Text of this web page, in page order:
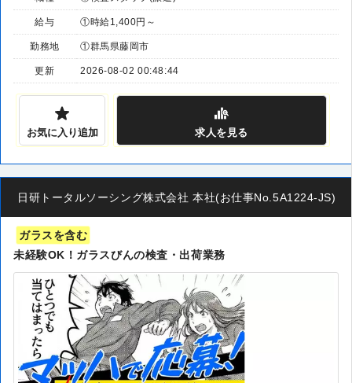
給与 ①時給1,400円～
勤務地 ①群馬県藤岡市
更新 2026-08-02 00:48:44
お気に入り追加 求人 を見る
日研トータルソーシング株式会社 本社(お仕事No.5A1224-JS)
ガラスを含む
未経験OK！ガラスびんの検査・出荷業務